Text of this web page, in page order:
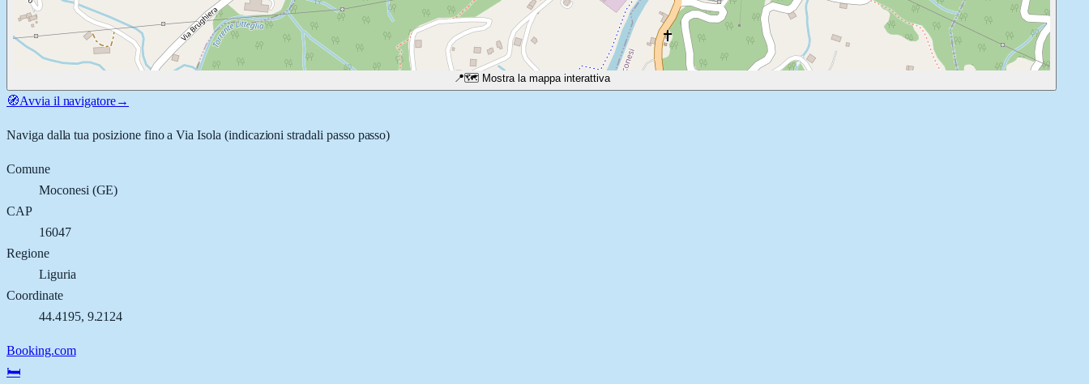
📍🗺️ Mostra la mappa interattiva
🧭Avvia il navigatore→
Naviga dalla tua posizione fino aVia Isola (indicazioni stradali passo passo)
Comune
Moconesi (GE)
CAP
16047
Regione
Liguria
Coordinate
44.4195, 9.2124
Booking.com
🛏️